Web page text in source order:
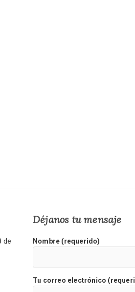
de
Déjanos tu mensaje
Nombre (requerido)
Tu correo electrónico